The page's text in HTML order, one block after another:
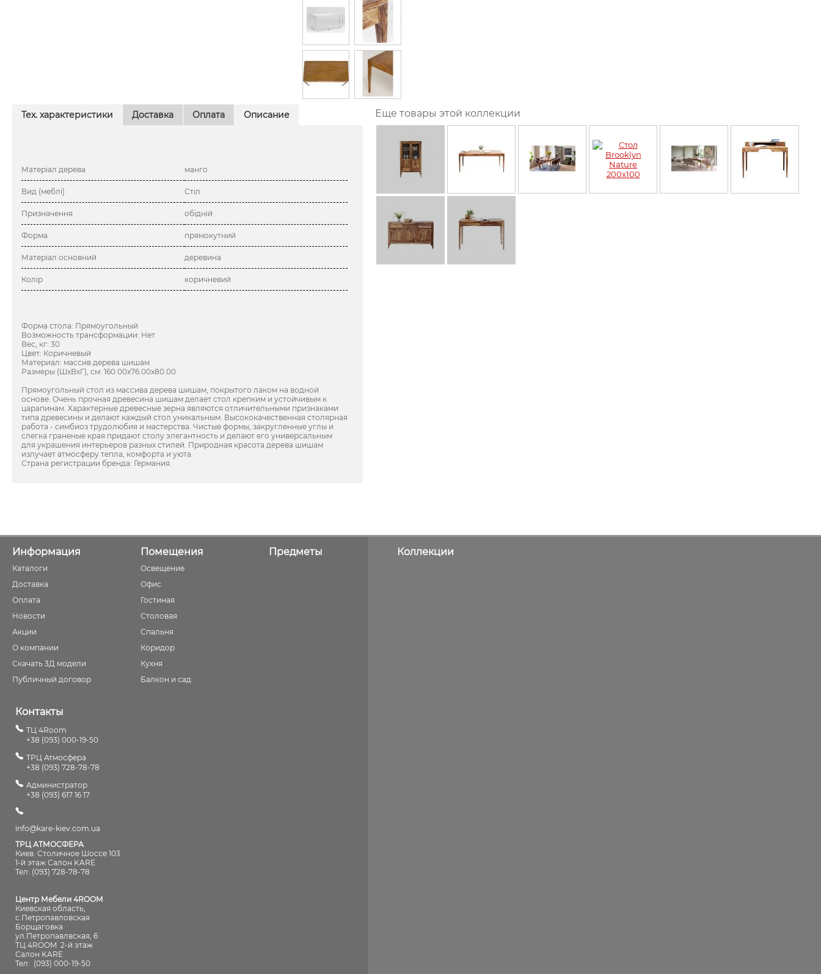
Описание
Тех. характеристики Доставка Оплата
Матеріал дерева манго
Вид (меблі) Стіл
Призначення обідній
Форма прямокутний
Матеріал основний деревина
Колір коричневий
Форма стола: Прямоугольный
Возможность трансформации: Нет
Вес, кг: 30
Цвет: Коричневый
Материал: массив дерева шишам
Размеры (ШхВхГ), см: 160.00x76.00x80.00
Прямоугольный стол из массива дерева шишам, покрытого лаком на водной
основе. Очень прочная древесина шишам делает стол крепким и устойчивым к
царапинам. Характерные древесные зерна являются отличительными признаками
типа древесины и делают каждый стол уникальным. Высококачественная столярная
работа - симбиоз трудолюбия и мастерства. Чистые формы, закругленные углы и
слегка граненые края придают столу элегантность и делают его универсальным
для украшения интерьеров разных стилей. Природная красота дерева шишам
излучает атмосферу тепла, комфорта и уюта.
Страна регистрации бренда: Германия.
Еще товары этой коллекции
Информация
Каталоги
Доставка
Оплата
Новости
Акции
О компании
Скачать 3Д модели
Публичный договор
Контакты
ТЦ 4Room
+38 (093) 000-19-50
ТРЦ Атмосфера
+38 (093) 728-78-78
Администратор
+38 (093) 617 16 17
info@kare-kiev.com.ua
ТРЦ АТМОСФЕРА
Киев. Столичное Шоссе 103
1-й этаж Салон KARE
Тел: (093) 728-78-78
Центр Мебели 4ROOM
Киевская область,
с.Петропавловская
Борщаговка
ул.Петропавлвская, 6
ТЦ 4ROOM 2-й этаж
Салон KARE
Тел: (093) 000-19-50
Помещения
Освещение
Офис
Гостиная
Столовая
Спальня
Коридор
Кухня
Балкон и сад
Предметы Коллекции